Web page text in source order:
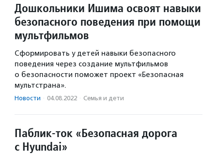
Дошкольники Ишима освоят навыки
безопасного поведения при помощи
мультфильмов
Сформировать у детей навыки безопасного
поведения через создание мультфильмов
о безопасности поможет проект «Безопасная
мультстрана».
Новости · 04.08.2022 · Семья и дети
Паблик-ток «Безопасная дорога
с Hyundai»